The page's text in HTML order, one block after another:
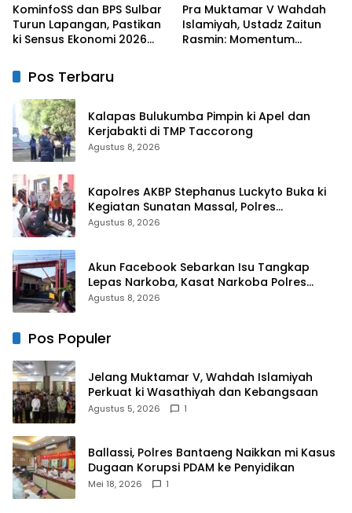
KominfoSS dan BPS Sulbar
Turun Lapangan, Pastikan
ki Sensus Ekonomi 2026
Akurat
Pra Muktamar V Wahdah
Islamiyah, Ustadz Zaitun
Rasmin: Momentum
Pos Terbaru
Kalapas Bulukumba Pimpin ki Apel dan
Kerjabakti di TMP Taccorong
Agustus 8, 2026
Kapolres AKBP Stephanus Luckyto Buka ki
Kegiatan Sunatan Massal, Polres
Bulukumba Kerjasama dengan Pemuda
Agustus 8, 2026
Akun Facebook Sebarkan Isu Tangkap
Lepas Narkoba, Kasat Narkoba Polres
Takalar: Itu Hoax dan Fitnah
Agustus 8, 2026
Pos Populer
Jelang Muktamar V, Wahdah Islamiyah
Perkuat ki Wasathiyah dan Kebangsaan
Agustus 5, 2026 1
Ballassi, Polres Bantaeng Naikkan mi Kasus
Dugaan Korupsi PDAM ke Penyidikan
Mei 18, 2026 1